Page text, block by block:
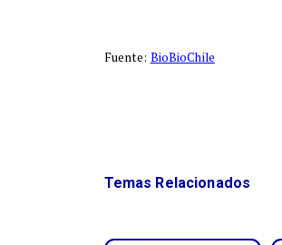
Fuente: BioBioChile
Temas Relacionados